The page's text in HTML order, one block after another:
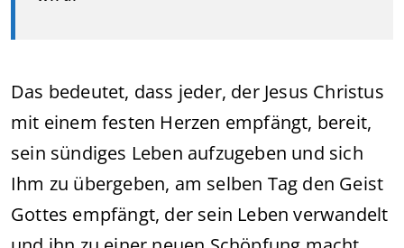
Das bedeutet, dass jeder, der Jesus Christus
mit einem festen Herzen empfängt, bereit,
sein sündiges Leben aufzugeben und sich
Ihm zu übergeben, am selben Tag den Geist
Gottes empfängt, der sein Leben verwandelt